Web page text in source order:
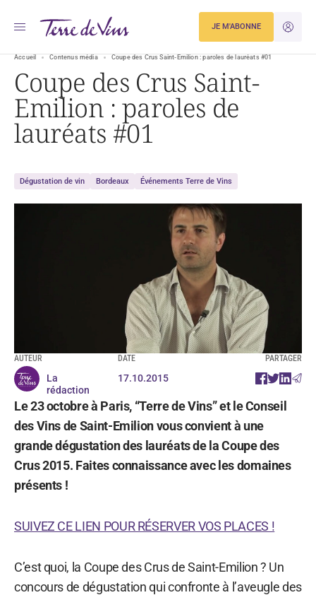
JE
JE M'ABONNE
Accueil Contenus média Coupe des Crus Saint-Emilion : paroles de lauréats #01
Coupe des Crus Saint-
Emilion : paroles de
lauréats #01
Dégustation de vin Bordeaux Événements Terre de Vins
AUTEUR
La
rédaction
DATE
17.10.2015
PARTAGER
Le 23 octobre à Paris, “Terre de Vins” et le Conseil
des Vins de Saint-Emilion vous convient à une
grande dégustation des lauréats de la Coupe des
Crus 2015. Faites connaissance avec les domaines
présents !
SUIVEZ CE LIEN POUR RÉSERVER VOS PLACES !
C’est quoi, la Coupe des Crus de Saint-Emilion ? Un
concours de dégustation qui confronte à l’aveugle des